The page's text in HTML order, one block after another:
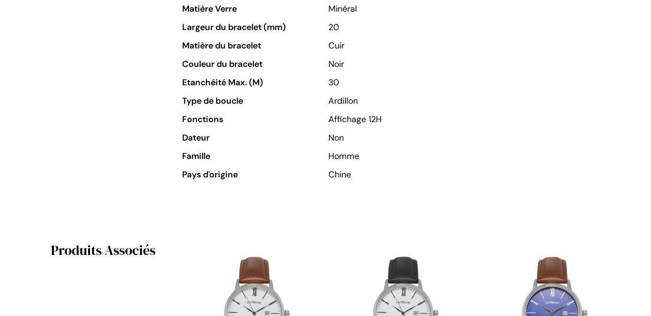
Matière Verre
Minéral
Largeur du bracelet (mm)
20
Matière du bracelet
Cuir
Couleur du bracelet
Noir
Etanchéité Max. (M)
30
Type de boucle
Ardillon
Fonctions
Affichage 12H
Dateur
Non
Famille
Homme
Pays d'origine
Chine
Produits Associés